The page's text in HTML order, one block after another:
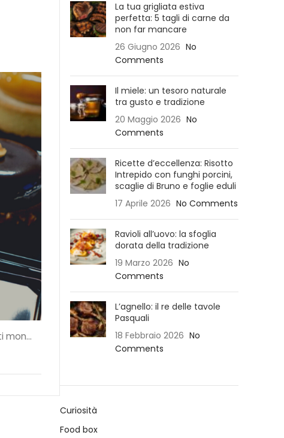
mon...
La tua grigliata estiva
perfetta: 5 tagli di carne da
non far mancare
26 Giugno 2026 No
Comments
Il miele: un tesoro naturale
tra gusto e tradizione
20 Maggio 2026 No
Comments
Ricette d’eccellenza: Risotto
Intrepido con funghi porcini,
scaglie di Bruno e foglie eduli
17 Aprile 2026 No Comments
Ravioli all’uovo: la sfoglia
dorata della tradizione
19 Marzo 2026 No
Comments
L’agnello: il re delle tavole
Pasquali
18 Febbraio 2026 No
Comments
Curiosità
Food box